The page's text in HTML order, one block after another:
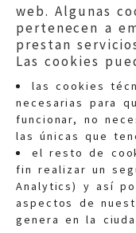
web. Algunas
pertenecen a
prestan
Las cookies
las cookies
necesarias para
funcionar, no
las únicas que
el resto de
fin realizar un
Analytics) y así
aspectos de
genera en la
Quejas:
Teléfonos: